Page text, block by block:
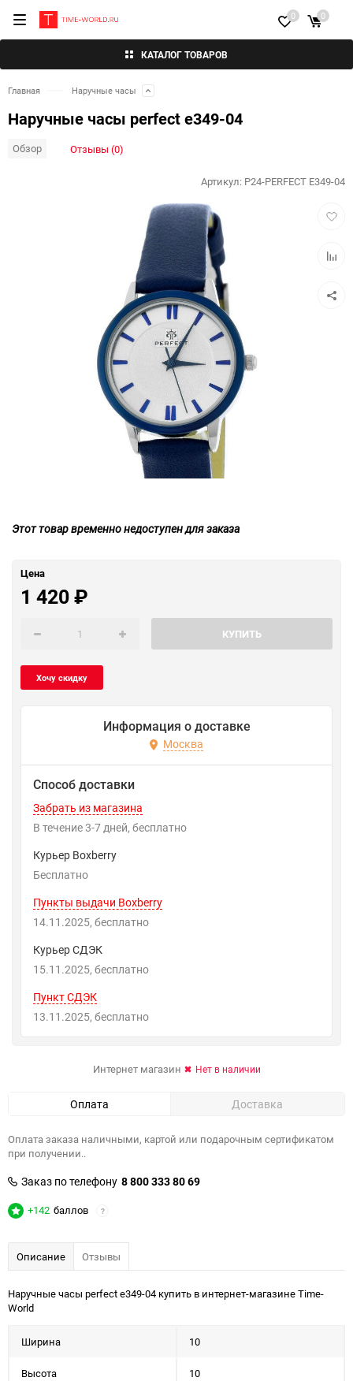
КАТАЛОГ ТОВАРОВ
0 0
Главная Наручные часы
Наручные часы perfect e349-04
Обзор Отзывы (0)
Артикул: P24-PERFECT E349-04
Этот товар временно недоступен для заказа
Цена
1 420₽
КУПИТЬ
Информация о доставке
Москва
Способ доставки
Забрать из магазина
В течение3-7 дней Бесплатно
Курьер Boxberry
Бесплатно
Пункты выдачи Boxberry
14.11.2025
Бесплатно
Курьер СДЭК
15.11.2025
Бесплатно
Пункт СДЭК
13.11.2025
Бесплатно
Интернет магазин Нет в наличии
Оплата Доставка
Оплата заказа наличными, картой или подарочным сертификатом
при получении..
Заказ по телефону 8 800 333 80 69
+142 баллов ?
Описание Отзывы
Наручные часы perfect e349-04 купить в интернет-магазине Time-
World
Ширина 10
Высота 10